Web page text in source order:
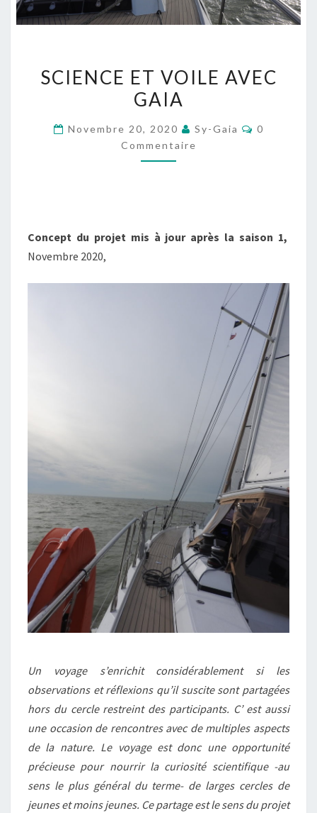
ET
VOILE
GAIA
SCIENCE ET VOILE AVEC
GAIA
Novembre 20, 2020 Sy-Gaia
0
Commentaire
Concept du projet mis à jour après la saison 1,
Novembre 2020,
Un voyage s’enrichit considérablement si les
observations et réflexions qu’il suscite sont partagées
hors du cercle restreint des participants. C’ est aussi
une occasion de rencontres avec de multiples aspects
de la nature. Le voyage est donc une opportunité
précieuse pour nourrir la curiosité scientifique -au
sens le plus général du terme- de larges cercles de
jeunes et moins jeunes. Ce partage est le sens du projet